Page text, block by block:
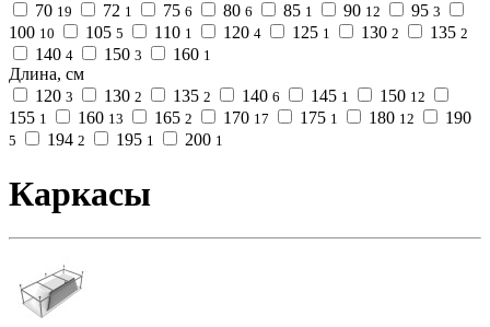
70 19 72 1 75 6 80 6 85 1 90 12 95 3
100 10 105 5 110 1 120 4 125 1 130 2 135 2
140 4 150 3 160 1
Длина, см
120 3 130 2 135 2 140 6 145 1 150 12
155 1 160 13 165 2 170 17 175 1 180 12 190
5 194 2 195 1 200 1
Каркасы